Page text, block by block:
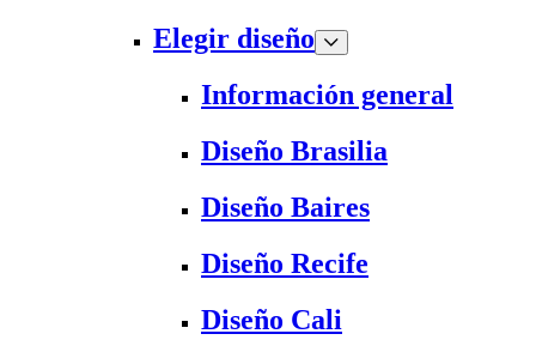
Elegir diseño
Información general
Diseño Brasilia
Diseño Baires
Diseño Recife
Diseño Cali